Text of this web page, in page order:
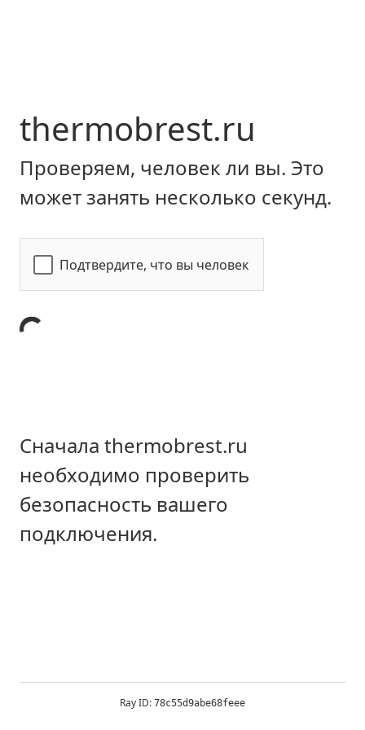
thermobrest.ru
Проверяем, человек ли вы. Это
может занять несколько секунд.
Подтвердите, что вы человек
Сначала thermobrest.ru
необходимо проверить
безопасность вашего
подключения.
Ray ID: 78c55d9abe68feee